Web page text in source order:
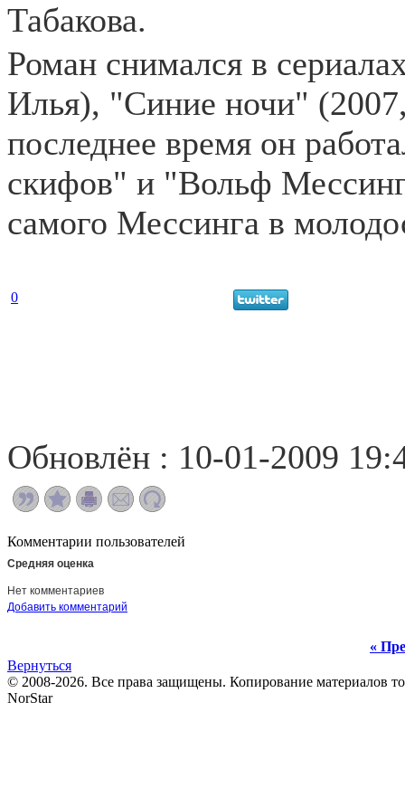
Табакова.
Роман снимался в
Илья), "Синие ночи"
последнее время он
скифов" и "Вольф
самого Мессинга в
0
Обновлён : 10-01-2009
Комментарии пользователей
Средняя оценка
Нет комментариев
Добавить комментарий
«
Вернуться
© 2008-2026. Все права защищены. Копирование материалов
NorStar